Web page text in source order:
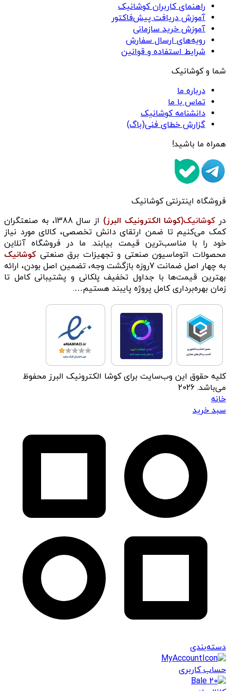
راهنمای کاربران کوشانیک
آموزش دریافت پیش‌فاکتور
آموزش خرید سازمانی
رویه‌های ارسال سفارش
شرایط استفاده و قوانین
شما و کوشانیک
درباره ما
تماس با ما
دانشنامه کوشانیک
گزارش خطای فنی(باگ)
همراه ما باشید!
فروشگاه اینترنتی کوشانیک
در کوشانیک(کوشا الکترونیک البرز)
از سال 1388، به صنعتگران
کمک می‌کنیم تا ضمن ارتقای دانش تخصصی، کالای مورد نیاز
خود را با مناسب‌ترین قیمت بیابند. ما در فروشگاه آنلاین
محصولات اتوماسیون صنعتی و تجهیزات برق صنعتی کوشانیک
به چهار اصل ضمانت 7روزه بازگشت وجه، تضمین اصل بودن، ارائه
بهترین قیمت‌ها با جداول تخفیف پلکانی و پشتیبانی کامل تا
زمان بهره‌برداری کامل پروژه پایبند هستیم….
کلیه حقوق این وب‌سایت برای کوشا الکترونیک البرز محفوظ
می‌باشد. 2026
خانه
سبد خرید
دسته‌بندی
حساب کاربری